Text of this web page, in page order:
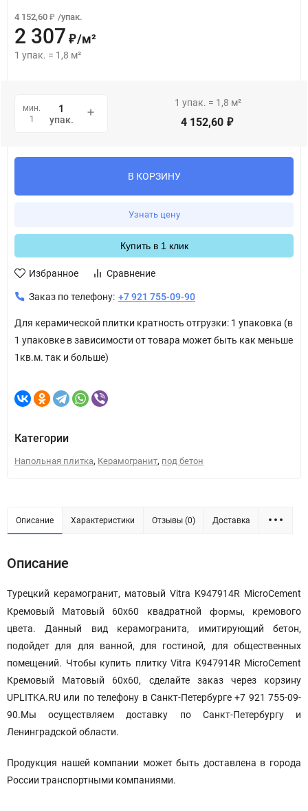
4 152,60 ₽ /упак.
2 307 ₽/м²
1 упак. = 1,8 м²
мин.
1
упак.
1 упак. = 1,8 м²
4 152,60 ₽
В КОРЗИНУ
Узнать цену
Купить в 1 клик
Избранное Сравнение
Заказ по телефону: +7 921 755-09-90
Для керамической плитки кратность отгрузки: 1 упаковка (в
1 упаковке в зависимости от товара может быть как меньше
1кв.м. так и больше)
Категории
Напольная плитка, Керамогранит, под бетон
Описание Характеристики Отзывы (0) Доставка
Описание
Турецкий керамогранит, матовый Vitra K947914R MicroCement
Кремовый Матовый 60x60 квадратной
формы, кремового
цвета. Данный вид керамогранита, имитирующий бетон,
подойдет для для ванной, для гостиной, для общественных
помещений. Чтобы купить плитку Vitra K947914R MicroCement
Кремовый Матовый 60x60, сделайте заказ через корзину
UPLITKA.RU или по телефону в Санкт-Петербурге +7 921 755-09-
90.Мы осуществляем доставку по Санкт-Петербургу и
Ленинградской области.
Продукция нашей компании может быть доставлена в города
России транспортными компаниями.